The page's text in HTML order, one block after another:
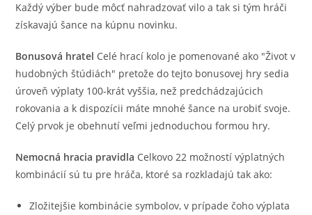
Každý výber bude môcť nahradzovať vilo a tak si tým hráči
získavajú šance na kúpnu novinku.
Bonusová hratel Celé hrací kolo je pomenované ako "Život v
hudobných štúdiách" pretože do tejto bonusovej hry sedia
úroveň výplaty 100-krát vyššia, než predchádzajúcich
rokovania a k dispozícii máte mnohé šance na urobiť svoje.
Celý prvok je obehnutí veľmi jednoduchou formou hry.
Nemocná hracia pravidla Celkovo 22 možností výplatných
kombinácií sú tu pre hráča, ktoré sa rozkladajú tak ako:
Zložitejšie kombinácie symbolov, v prípade čoho výplata